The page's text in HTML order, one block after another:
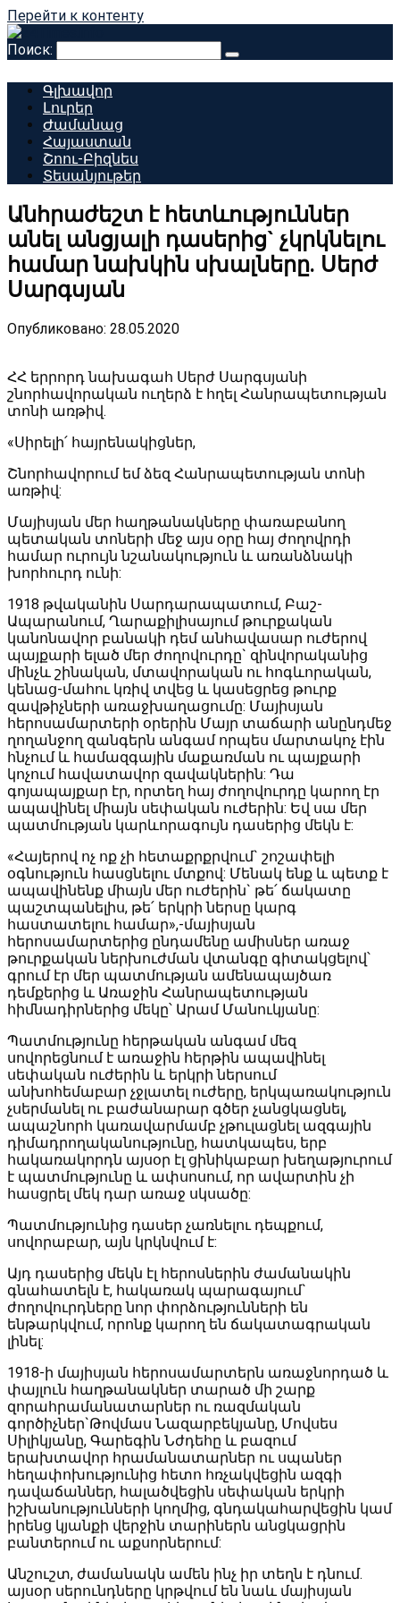
Перейти к контенту
Поиск:
Գլխավոր
Լուրեր
Ժամանաց
Հայաստան
Շոու-Բիզնես
Տեսանյութեր
Անհրաժեշտ է հետևություններ
անել անցյալի դասերից` չկրկնելու
համար նախկին սխալները. Սերժ
Սարգսյան
Опубликовано: 28.05.2020
ՀՀ երրորդ նախագահ Սերժ Սարգսյանի
շնորհավորական ուղերձ է հղել Հանրապետության
տոնի առթիվ.
«Սիրելի՛ հայրենակիցներ,
Շնորհավորում եմ ձեզ Հանրապետության տոնի
առթիվ:
Մայիսյան մեր հաղթանակները փառաբանող
պետական տոների մեջ այս օրը հայ ժողովրդի
համար ուրույն նշանակություն և առանձնակի
խորհուրդ ունի:
1918 թվականին Սարդարապատում, Բաշ-
Ապարանում, Ղարաքիլիսայում թուրքական
կանոնավոր բանակի դեմ անհավասար ուժերով
պայքարի ելած մեր ժողովուրդը` զինվորականից
մինչև շինական, մտավորական ու հոգևորական,
կենաց-մահու կռիվ տվեց և կասեցրեց թուրք
զավթիչների առաջխաղացումը: Մայիսյան
հերոսամարտերի օրերին Մայր տաճարի անընդմեջ
ղողանջող զանգերն անգամ որպես մարտակոչ էին
հնչում և համազգային մաքառման ու պայքարի
կոչում հավատավոր զավակներին: Դա
գոյապայքար էր, որտեղ հայ ժողովուրդը կարող էր
ապավինել միայն սեփական ուժերին: Եվ սա մեր
պատմության կարևորագույն դասերից մեկն է:
«Հայերով ոչ ոք չի հետաքրքրվում` շոշափելի
օգնություն հասցնելու մտքով: Մենակ ենք և պետք է
ապավինենք միայն մեր ուժերին` թե՛ ճակատը
պաշտպանելիս, թե՛ երկրի ներսը կարգ
հաստատելու համար»,-մայիսյան
հերոսամարտերից ընդամենը ամիսներ առաջ
թուրքական ներխուժման վտանգը գիտակցելով՝
գրում էր մեր պատմության ամենապայծառ
դեմքերից և Առաջին Հանրապետության
հիմնադիրներից մեկը՝ Արամ Մանուկյանը:
Պատմությունը հերթական անգամ մեզ
սովորեցնում է առաջին հերթին ապավինել
սեփական ուժերին և երկրի ներսում
անխոհեմաբար չջլատել ուժերը, երկպառակություն
չսերմանել ու բաժանարար գծեր չանցկացնել,
ապաշնորհ կառավարմամբ չթուլացնել ազգային
դիմադրողականությունը, հատկապես, երբ
հակառակորդն այսօր էլ ցինիկաբար խեղաթյուրում
է պատմությունը և ափսոսում, որ ավարտին չի
հասցրել մեկ դար առաջ սկսածը:
Պատմությունից դասեր չառնելու դեպքում,
սովորաբար, այն կրկնվում է:
Այդ դասերից մեկն էլ հերոսներին ժամանակին
գնահատելն է, հակառակ պարագայում`
ժողովուրդները նոր փորձությունների են
ենթարկվում, որոնք կարող են ճակատագրական
լինել:
1918-ի մայիսյան հերոսամարտերն առաջնորդած և
փայլուն հաղթանակներ տարած մի շարք
զորահրամանատարներ ու ռազմական
գործիչներ`Թովմաս Նազարբեկյանը, Մովսես
Սիլիկյանը, Գարեգին Նժդեհը և բազում
երախտավոր հրամանատարներ ու սպաներ
հեղափոխությունից հետո հռչակվեցին ազգի
դավաճաններ, հալածվեցին սեփական երկրի
իշխանությունների կողմից, գնդակահարվեցին կամ
իրենց կյանքի վերջին տարիներն անցկացրին
բանտերում ու աքսորներում:
Անշուշտ, ժամանակն ամեն ինչ իր տեղն է դնում.
այսօր սերունդները կրթվում են նաև մայիսյան